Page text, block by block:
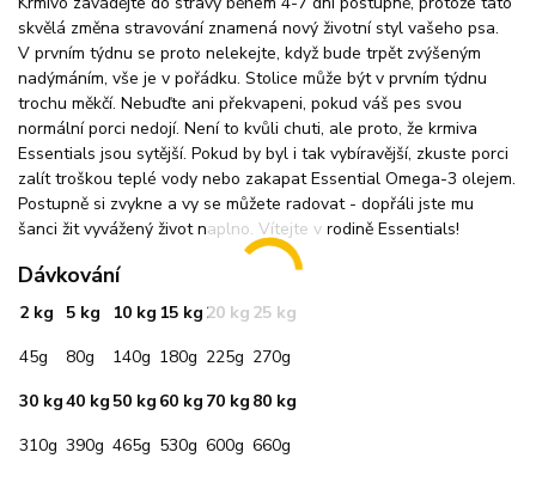
skvělá změna stravování znamená nový životní styl vašeho psa.
V prvním týdnu se proto nelekejte, když bude trpět zvýšeným
nadýmáním, vše je v pořádku. Stolice může být v prvním týdnu
trochu měkčí. Nebuďte ani překvapeni, pokud váš pes svou
normální porci nedojí. Není to kvůli chuti, ale proto, že krmiva
Essentials jsou sytější. Pokud by byl i tak vybíravější, zkuste porci
zalít troškou teplé vody nebo zakapat Essential Omega-3 olejem.
Postupně si zvykne a vy se můžete radovat - dopřáli jste mu
šanci žit vyvážený život naplno. Vítejte v rodině Essentials!
Dávkování
2 kg 5 kg 10 kg 15 kg 20 kg 25 kg
45g
80g 140g 180g 225g 270g
30 kg40 kg 50 kg 60 kg 70 kg 80 kg
310g 390g 465g 530g 600g 660g